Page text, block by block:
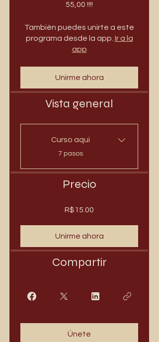
55,00 !!!!
También puedes unirte a este
programa desde la app. Ir a la
app
Unirme ahora
Vista general
Curso aqui
.
7 pasos
Precio
R$15.00
Unirme ahora
Compartir
Únete